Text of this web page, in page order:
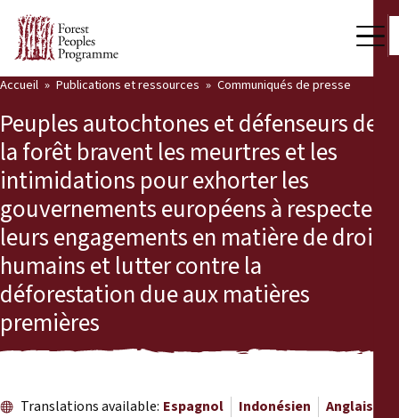
Qui nous sommes
Notre travail
Voix des communautés
Partenaires et Pays
Dernières actualités
Publications et ressources
Back
Publications et ressources
Actualités
Rapports
Accueil Publications et ressources Communiqués de presse
Peuples autochtones et défenseurs de
la forêt bravent les meurtres et les
intimidations pour exhorter les
gouvernements européens à respecter
leurs engagements en matière de droits
humains et lutter contre la
déforestation due aux matières
premières
Translations available: Espagnol Indonésien Anglais